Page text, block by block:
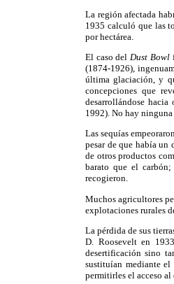
La región afectada
1935 calculó que las
por hectárea.
El caso delDust Bowl
(1874-1926),
última glaciación, y
concepciones que
desarrollándose
1992). No hay
Las sequías
pesar de que había un
de otros productos
barato que el
recogieron.
Muchos agricultores
explotaciones rurales
La pérdida de sus
D. Roosevelt en
desertificación sino
sustituían mediante
permitirles el acceso al